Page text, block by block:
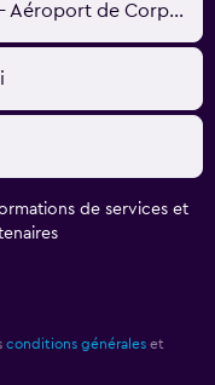
Corpus Christi, TX, États-Unis - Aéroport de Corpus Christi (CRP)
de services et
conditions générales et